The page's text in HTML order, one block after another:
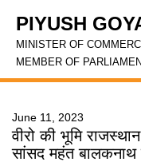
PIYUSH
MINISTER OF
MEMBER OF
June 11, 2023
वीरो की भूमि
सांसद महंत